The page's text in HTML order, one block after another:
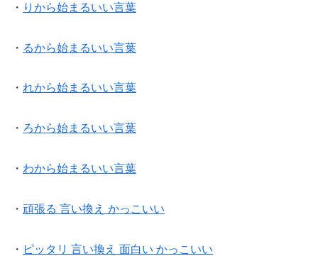
・ りから始まるいい言葉
・ るから始まるいい言葉
・ れから始まるいい言葉
・ ろから始まるいい言葉
・ わから始まるいい言葉
・ 頑張る 言い換え かっこいい
・ ピッタリ 言い換え 面白い かっこいい